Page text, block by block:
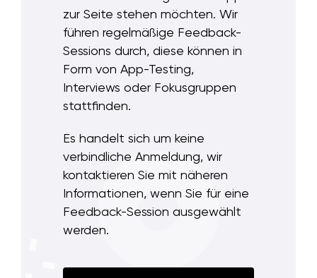
zur Seite stehen möchten. Wir
führen regelmäßige Feedback-
Sessions durch, diese können in
Form von App-Testing,
Interviews oder Fokusgruppen
stattfinden.
Es handelt sich um keine
verbindliche Anmeldung, wir
kontaktieren Sie mit näheren
Informationen, wenn Sie für eine
Feedback-Session ausgewählt
werden.